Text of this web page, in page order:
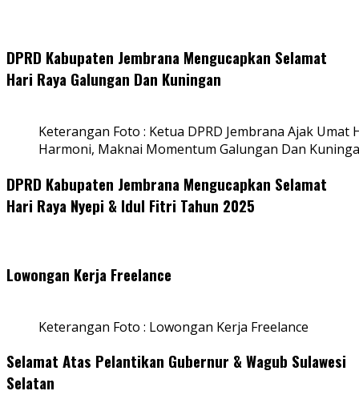
DPRD Kabupaten Jembrana Mengucapkan Selamat
Hari Raya Galungan Dan Kuningan
Keterangan Foto : Ketua DPRD Jembrana Ajak
Harmoni, Maknai Momentum Galungan Dan
DPRD Kabupaten Jembrana Mengucapkan Selamat
Hari Raya Nyepi & Idul Fitri Tahun 2025
Lowongan Kerja Freelance
Keterangan Foto : Lowongan Kerja Freelance
Selamat Atas Pelantikan Gubernur & Wagub Sulawesi
Selatan